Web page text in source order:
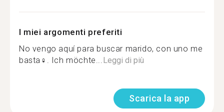
I miei argomenti preferiti
No vengo aquí para buscar marido, con uno me
basta‍♀️. Ich möchte...Leggi di più
Scarica la app